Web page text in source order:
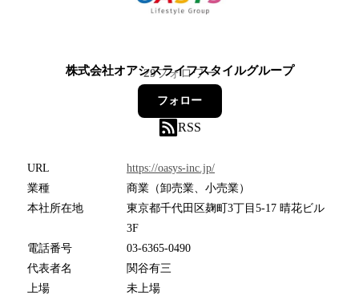
株式会社オアシスライフスタイルグループ
29フォロワー
フォロー
RSS
URL
https://oasys-inc.jp/
業種
商業（卸売業、小売業）
本社所在地
東京都千代田区麹町3丁目5-17 晴花ビル
3F
電話番号
03-6365-0490
代表者名
関谷有三
上場
未上場